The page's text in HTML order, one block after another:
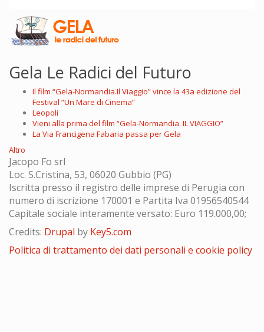
Gela Le Radici del Futuro
Il film “Gela-Normandia.Il Viaggio” vince la 43a edizione del
Festival “Un Mare di Cinema”
Leopoli
Vieni alla prima del film “Gela-Normandia. IL VIAGGIO”
La Via Francigena Fabaria passa per Gela
Altro
Jacopo Fo srl
Loc. S.Cristina, 53, 06020 Gubbio (PG)
Iscritta presso il registro delle imprese di Perugia con
numero di iscrizione 170001 e Partita Iva 01956540544
Capitale sociale interamente versato: Euro 119.000,00;
Credits: Drupal by Key5.com
Politica di trattamento dei dati personali e cookie policy